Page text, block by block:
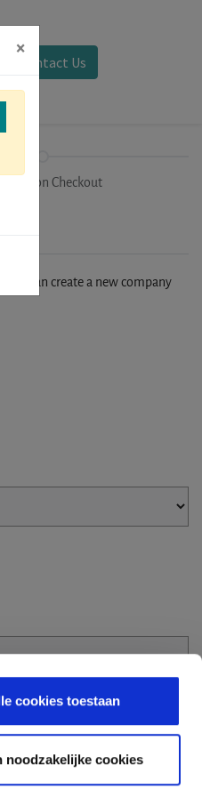
cookies toestaan
noodzakelijke cookies
Contact Us
Checkout
can create a new company
×